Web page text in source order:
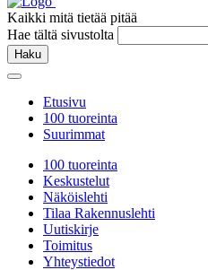
Kaikki mitä tietää pitää
Hae tältä sivustolta
Haku
Etusivu
100 tuoreinta
Suurimmat
100 tuoreinta
Keskustelut
Näköislehti
Tilaa Rakennuslehti
Uutiskirje
Toimitus
Yhteystiedot